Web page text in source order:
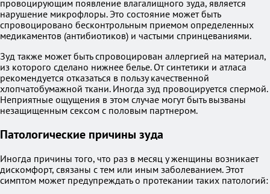
провоцирующим появление влагалищного зуда, является
нарушение микрофлоры. Это состояние может быть
спровоцировано бесконтрольным приемом определенных
медикаментов (антибиотиков) и частыми спринцеваниями.
Зуд также может быть спровоцирован аллергией на материал,
из которого сделано нижнее белье. От синтетики и атласа
рекомендуется отказаться в пользу качественной
хлопчатобумажной ткани. Иногда зуд провоцируется спермой.
Неприятные ощущения в этом случае могут быть вызваны
незащищенным сексом с половым партнером.
Патологические причины зуда
Иногда причины того, что раз в месяц у женщины возникает
дискомфорт, связаны с тем или иным заболеванием. Этот
симптом может предупреждать о протекании таких патологий: